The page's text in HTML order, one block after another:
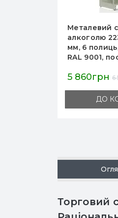
Металевий
алкоголю
мм, 6
RAL 9001,
ресторанів,
5 860грн 6
ДО
Торговий